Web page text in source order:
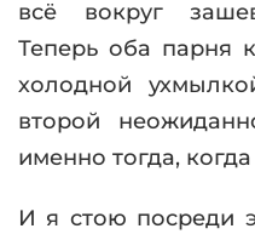
всё вокруг
Теперь оба парня
холодной
второй
именно тогда,
И я стою посреди